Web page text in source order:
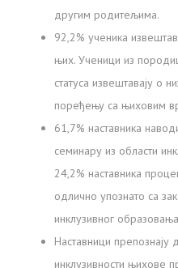
другим родитељима.
92,2% ученика
њих. Ученици из
статуса извештавају о
поређењу са њиховим
61,7% наставника
семинару из области
24,2% наставника
одлично упознато са
инклузивног
Наставници препознају
инклузивности њихове